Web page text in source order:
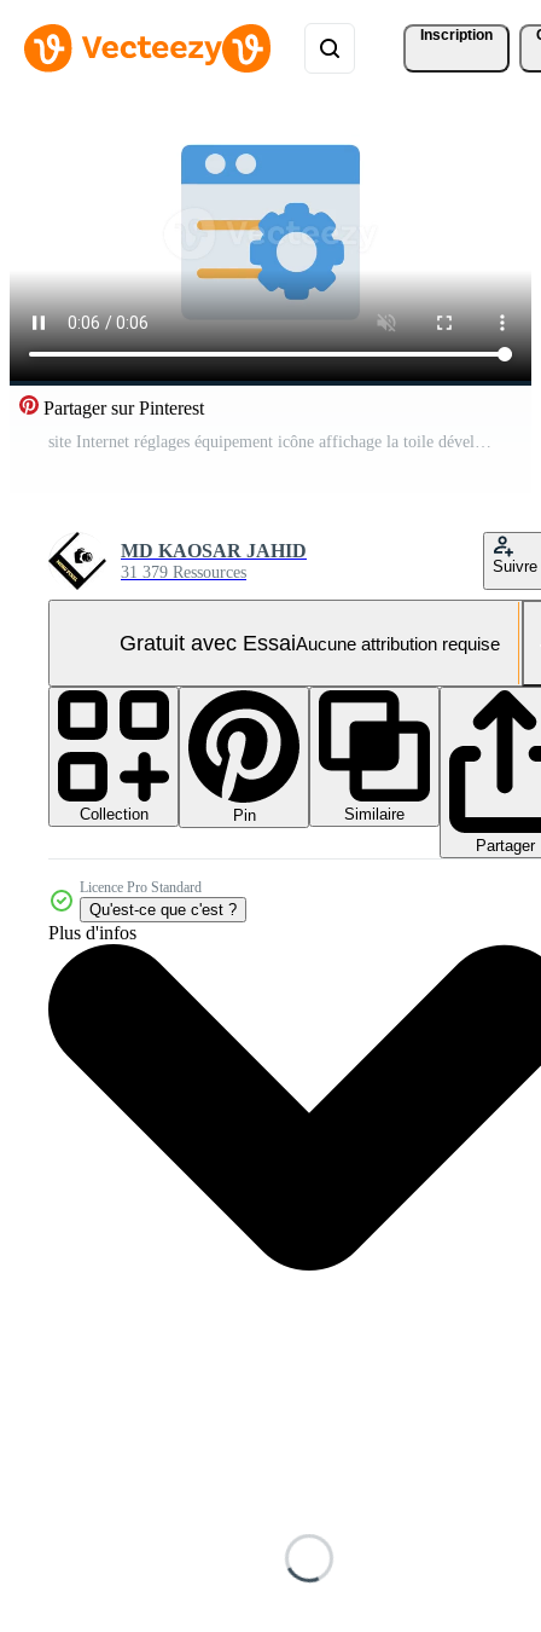
Inscription
Partager sur Pinterest
site Internet réglages équipement icône affichage la toile développement concept Vidéo Pro
MD KAOSAR JAHID
31 379 Ressources Suivre
Gratuit avec EssaiAucune attribution requise
Collection Pin
Similaire
Partager
Licence Pro Standard
Qu'est-ce que c'est ?
Plus d'infos